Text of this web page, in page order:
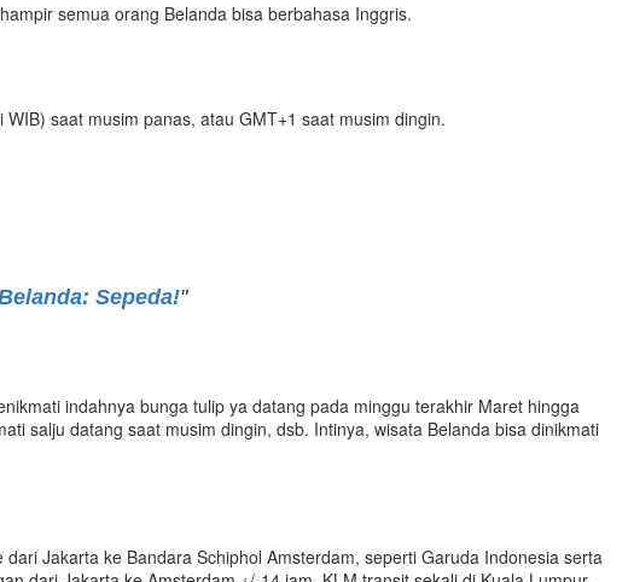
semua orang Belanda bisa berbahasa Inggris.
saat musim panas, atau GMT+1 saat musim dingin.
Sepeda!"
indahnya bunga tulip ya datang pada minggu terakhir Maret hingga
salju datang saat musim dingin, dsb. Intinya, wisata Belanda bisa dinikmati
Jakarta ke Bandara Schiphol Amsterdam, seperti Garuda Indonesia serta